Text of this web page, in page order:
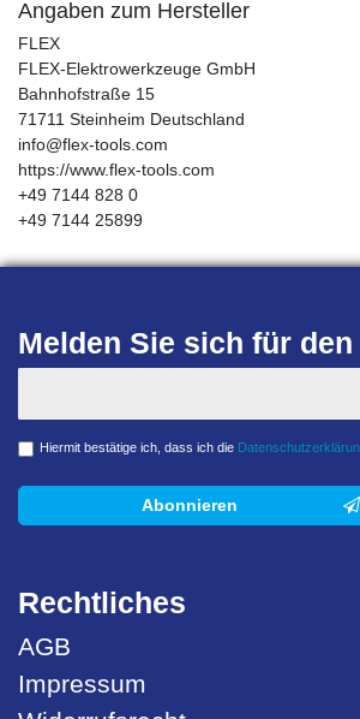
Angaben zum Hersteller
FLEX
FLEX-Elektrowerkzeuge GmbH
Bahnhofstraße 15
71711 Steinheim Deutschland
info@flex-tools.com
https://www.flex-tools.com
+49 7144 828 0
+49 7144 25899
Melden Sie sich für
Hiermit bestätige ich, dass ich die
Abonnieren
Rechtliches
AGB
Impressum